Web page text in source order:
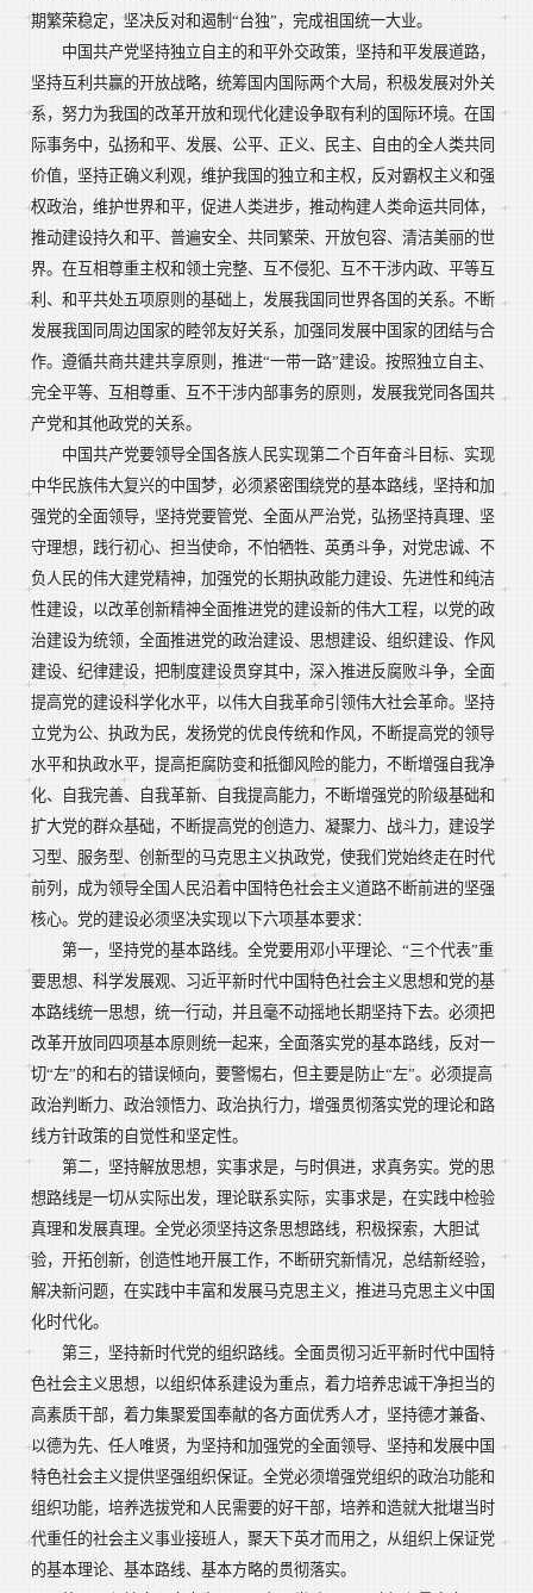
期繁荣稳定，坚决反对和遏制“台独”，完成祖国统一大业。
中国共产党坚持独立自主的和平外交政策，坚持和平发展道路，
坚持互利共赢的开放战略，统筹国内国际两个大局，积极发展对外关
系，努力为我国的改革开放和现代化建设争取有利的国际环境。在国
际事务中，弘扬和平、发展、公平、正义、民主、自由的全人类共同
价值，坚持正确义利观，维护我国的独立和主权，反对霸权主义和强
权政治，维护世界和平，促进人类进步，推动构建人类命运共同体，
推动建设持久和平、普遍安全、共同繁荣、开放包容、清洁美丽的世
界。在互相尊重主权和领土完整、互不侵犯、互不干涉内政、平等互
利、和平共处五项原则的基础上，发展我国同世界各国的关系。不断
发展我国同周边国家的睦邻友好关系，加强同发展中国家的团结与合
作。遵循共商共建共享原则，推进“一带一路”建设。按照独立自主、
完全平等、互相尊重、互不干涉内部事务的原则，发展我党同各国共
产党和其他政党的关系。
中国共产党要领导全国各族人民实现第二个百年奋斗目标、实现
中华民族伟大复兴的中国梦，必须紧密围绕党的基本路线，坚持和加
强党的全面领导，坚持党要管党、全面从严治党，弘扬坚持真理、坚
守理想，践行初心、担当使命，不怕牺牲、英勇斗争，对党忠诚、不
负人民的伟大建党精神，加强党的长期执政能力建设、先进性和纯洁
性建设，以改革创新精神全面推进党的建设新的伟大工程，以党的政
治建设为统领，全面推进党的政治建设、思想建设、组织建设、作风
建设、纪律建设，把制度建设贯穿其中，深入推进反腐败斗争，全面
提高党的建设科学化水平，以伟大自我革命引领伟大社会革命。坚持
立党为公、执政为民，发扬党的优良传统和作风，不断提高党的领导
水平和执政水平，提高拒腐防变和抵御风险的能力，不断增强自我净
化、自我完善、自我革新、自我提高能力，不断增强党的阶级基础和
扩大党的群众基础，不断提高党的创造力、凝聚力、战斗力，建设学
习型、服务型、创新型的马克思主义执政党，使我们党始终走在时代
前列，成为领导全国人民沿着中国特色社会主义道路不断前进的坚强
核心。党的建设必须坚决实现以下六项基本要求：
第一，坚持党的基本路线。全党要用邓小平理论、“三个代表”重
要思想、科学发展观、习近平新时代中国特色社会主义思想和党的基
本路线统一思想，统一行动，并且毫不动摇地长期坚持下去。必须把
改革开放同四项基本原则统一起来，全面落实党的基本路线，反对一
切“左”的和右的错误倾向，要警惕右，但主要是防止“左”。必须提高
政治判断力、政治领悟力、政治执行力，增强贯彻落实党的理论和路
线方针政策的自觉性和坚定性。
第二，坚持解放思想，实事求是，与时俱进，求真务实。党的思
想路线是一切从实际出发，理论联系实际，实事求是，在实践中检验
真理和发展真理。全党必须坚持这条思想路线，积极探索，大胆试
验，开拓创新，创造性地开展工作，不断研究新情况，总结新经验，
解决新问题，在实践中丰富和发展马克思主义，推进马克思主义中国
化时代化。
第三，坚持新时代党的组织路线。全面贯彻习近平新时代中国特
色社会主义思想，以组织体系建设为重点，着力培养忠诚干净担当的
高素质干部，着力集聚爱国奉献的各方面优秀人才，坚持德才兼备、
以德为先、任人唯贤，为坚持和加强党的全面领导、坚持和发展中国
特色社会主义提供坚强组织保证。全党必须增强党组织的政治功能和
组织功能，培养选拔党和人民需要的好干部，培养和造就大批堪当时
代重任的社会主义事业接班人，聚天下英才而用之，从组织上保证党
的基本理论、基本路线、基本方略的贯彻落实。